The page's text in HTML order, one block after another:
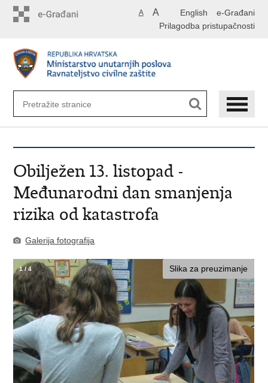
English e-Građani
A A
Prilagodba pristupačnosti
Obilježen 13. listopad -
Međunarodni dan smanjenja
rizika od katastrofa
Galerija fotografija
Slika za preuzimanje
1/4